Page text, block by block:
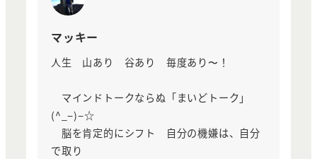
マッキー
人生 山あり 谷あり 毎度あり〜！
マインドトークならぬ「まいどトーク」
(^_−)−☆
脳を肯定的にシフト 自分の機嫌は、自分
で取り